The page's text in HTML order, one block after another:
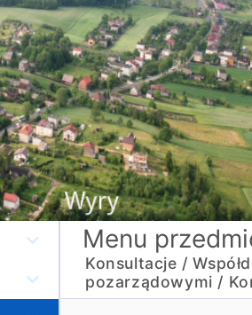
Menu
Konsultacje /
pozarządowymi /